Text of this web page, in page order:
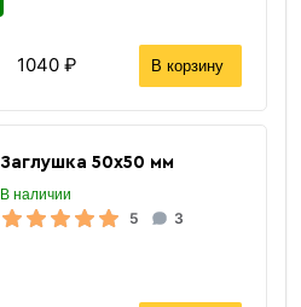
1040 ₽ В корзину
Заглушка 50х50 мм
В наличии
5 3